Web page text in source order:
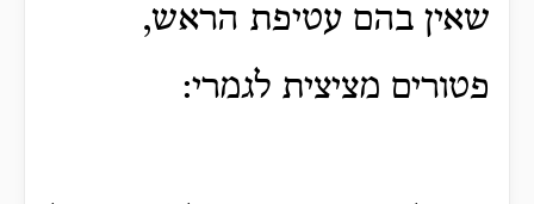
שאין בהם עטיפת הראש,
פטורים מציצית לגמרי: